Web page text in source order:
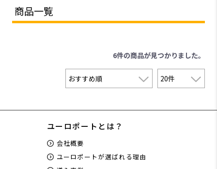
商品一覧
6件の商品が見つかりました。
ユーロポートとは？
会社概要
ユーロポートが選ばれる理由